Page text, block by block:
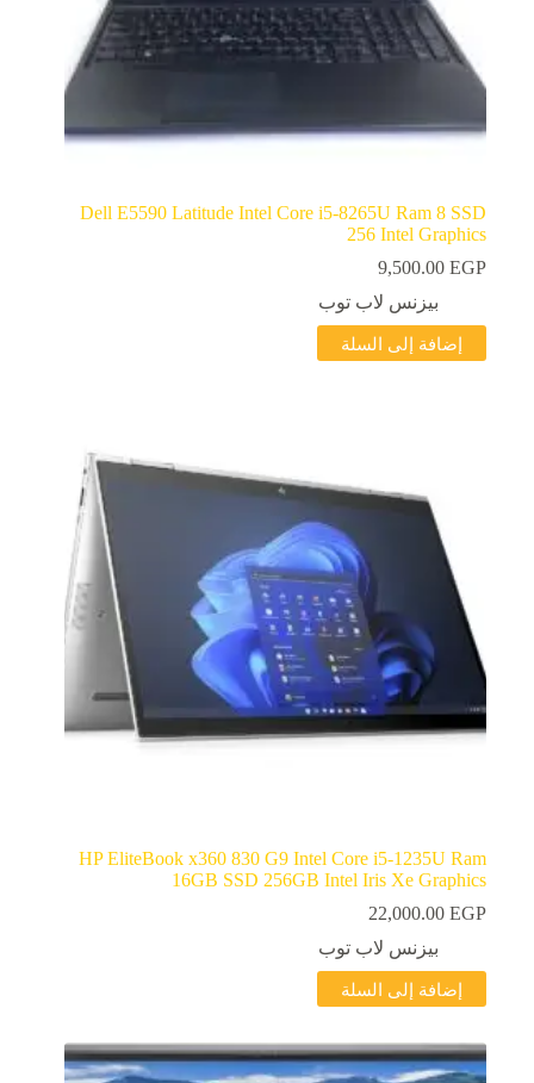
Dell E5590 Latitude Intel Core i5-8265U Ram 8 SSD
256 Intel Graphics
9,500.00 EGP
بيزنس لاب توب
إضافة إلى السلة
HP EliteBook x360 830 G9 Intel Core i5-1235U Ram
16GB SSD 256GB Intel Iris Xe Graphics
22,000.00 EGP
بيزنس لاب توب
إضافة إلى السلة